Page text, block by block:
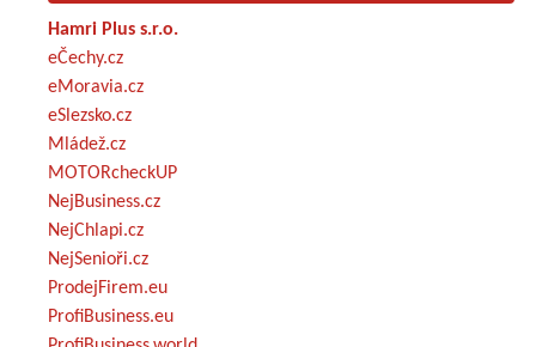
Hamri Plus s.r.o.
eČechy.cz
eMoravia.cz
eSlezsko.cz
Mládež.cz
MOTORcheckUP
NejBusiness.cz
NejChlapi.cz
NejSenioři.cz
ProdejFirem.eu
ProfiBusiness.eu